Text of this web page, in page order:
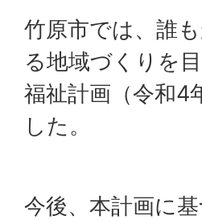
竹原市では、誰
る地域づくりを
福祉計画（令和4
した。
今後、本計画に